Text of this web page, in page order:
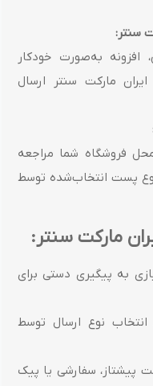
سنتر:
به‌صورت خودکار
مارکت سنتر ارسال
فروشگاه شما مراجعه
نوع پست انتخاب‌شده توسط
مارکت سنتر:
به پیگیری دستی برای
نوع ارسال توسط
پیشتاز، سفارشی یا پیک